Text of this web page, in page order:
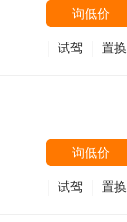
询低价
置换
试驾
询低价
置换
试驾